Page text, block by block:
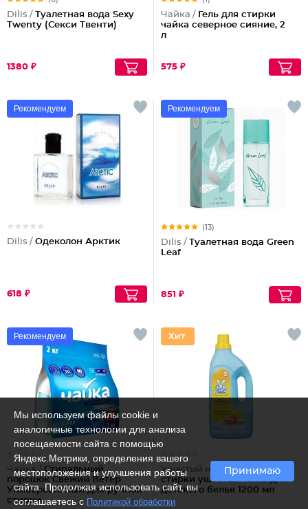
Dilis / Туалетная вода Sexy
Twenty (Секси Твенти)
1380 ₽
Чайка / Гель для стирки
чайка северное сияние, 2
л
575 ₽
Рекомендуем
Dilis / Одеколон Арктик
618 ₽
Рекомендуем
(13)
Dilis / Туалетная вода Green
Leaf
851 ₽
Рекомендуем
Чайка / Стиральный
порошок Свежий Ветер
Универсальный для ручной
стирки
Ушастый нянь /Гель для
стирки ушастый нянь для
детского белья 1200 мл
Мы используем файлы cookie и
аналогичные технологии для анализа
посещаемости сайта с помощью
Яндекс.Метрики, определения вашего
местоположения и улучшения работы
сайта. Продолжая использовать сайт, вы
соглашаетесь с Политикой обработки
Принимаю